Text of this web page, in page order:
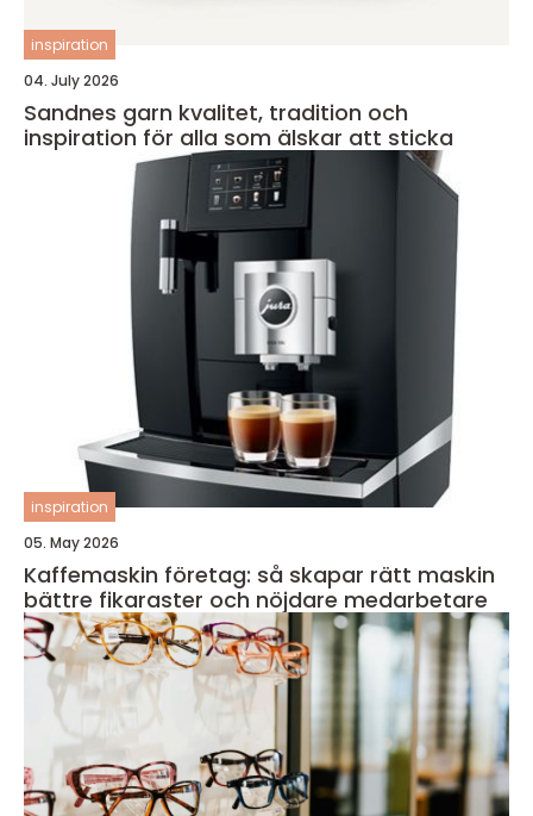
inspiration
04. July 2026
Sandnes garn kvalitet, tradition och
inspiration för alla som älskar att sticka
inspiration
05. May 2026
Kaffemaskin företag: så skapar rätt maskin
bättre fikaraster och nöjdare medarbetare